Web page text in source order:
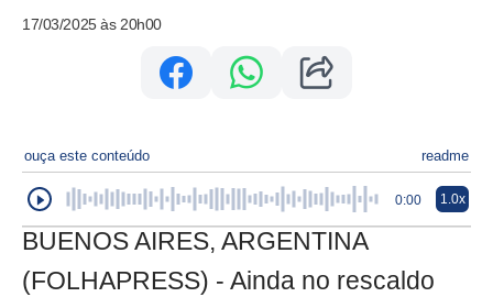
17/03/2025 às 20h00
ouça este conteúdo readme
0:00 1.0x
BUENOS AIRES, ARGENTINA
(FOLHAPRESS) - Ainda no rescaldo